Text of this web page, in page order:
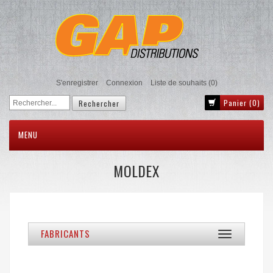
S'enregistrer Connexion Liste de souhaits (0)
Panier (0)
MENU
MOLDEX
Toggle
navigation
FABRICANTS